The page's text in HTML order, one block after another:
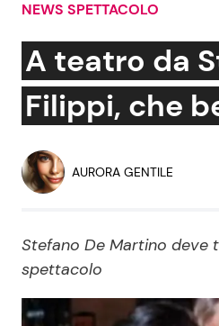
Social News
News dal mondo
NEWS SPETTACOLO
A teatro da
Filippi, che
AURORA GENTILE
Stefano De Martino deve
spettacolo